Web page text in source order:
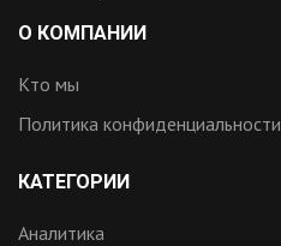
О КОМПАНИИ
Кто мы
Политика конфиденциальности
КАТЕГОРИИ
Аналитика